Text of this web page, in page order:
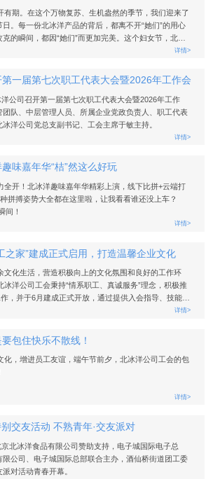
有期。在这个万物复苏、生机盎然的季节，我们迎来了
日。每一份北冰洋产品的背后，都离不开“她们”的用心
的瞬间，都因“她们”而更加完美。这个妇女节，北冰
新”为魂，以“同创共享”为桥，为女职工们精心策划了一
详情>
一届第七次职工代表大会暨2026年工作会
公司召开第一届第七次职工代表大会暨2026年工作
队、中层管理人员、所属企业党政负责人、职工代表
洋公司党总支副书记、工会主席于敏主持。
详情>
味嘉年华“桔”然这么好玩
全开！北冰洋趣味嘉年华精彩上演，线下比拼+云端打
拼搏姿势大全都在这里啦，让我看看谁还没上车？
间！
详情>
之家”建成正式启用，打造温馨企业文化
文化生活，营造积极向上的文化氛围和良好的工作环
冰洋公司工会秉持“情系职工、真诚服务”理念，积极推
，并于6月建成正式开放，通过提供入会指导、技能培
位服务，让每位职工都能真切体会到“家”的归属感和温
详情>
包住快乐不散线！
化，增进员工友谊，端午节前夕，北冰洋公司工会的包
详情>
交友活动 不熟青年·交友派对
北冰洋食品有限公司赞助支持，电子城国际电子总
公司、电子城国际总部联合主办，酒仙桥街道团工委
对活动青春开幕。